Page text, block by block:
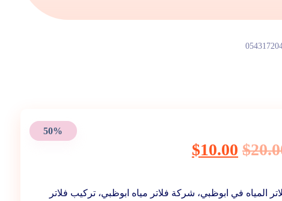
50%
$
$10.00
المياه في ابوظبي، شركة فلاتر مياه ابوظبي، تركيب فلاتر